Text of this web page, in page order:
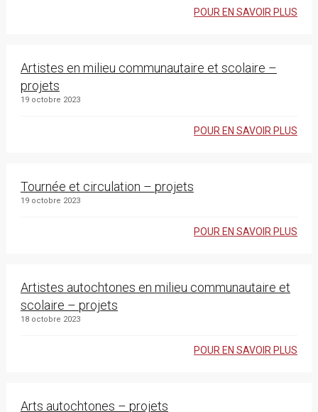
POUR EN SAVOIR PLUS
Artistes en milieu communautaire et scolaire –
projets
19 octobre 2023
POUR EN SAVOIR PLUS
Tournée et circulation – projets
19 octobre 2023
POUR EN SAVOIR PLUS
Artistes autochtones en milieu communautaire et
scolaire – projets
18 octobre 2023
POUR EN SAVOIR PLUS
Arts autochtones – projets